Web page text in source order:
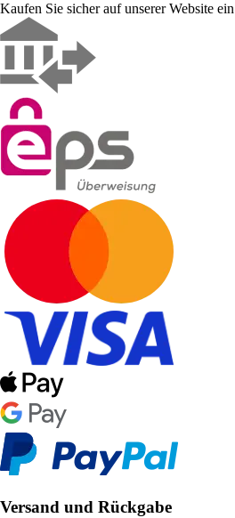
Kaufen Sie sicher auf unserer Website ein
Versand und Rückgabe